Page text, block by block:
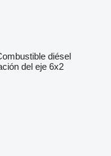
diésel
del eje 6x2